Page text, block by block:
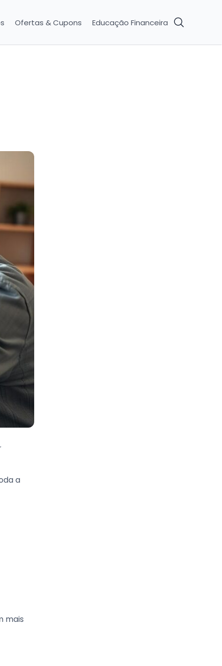
Ofertas & Cupons Educação Financeira
a
mais